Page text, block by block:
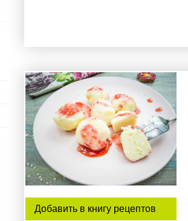
Добавить в книгу рецептов